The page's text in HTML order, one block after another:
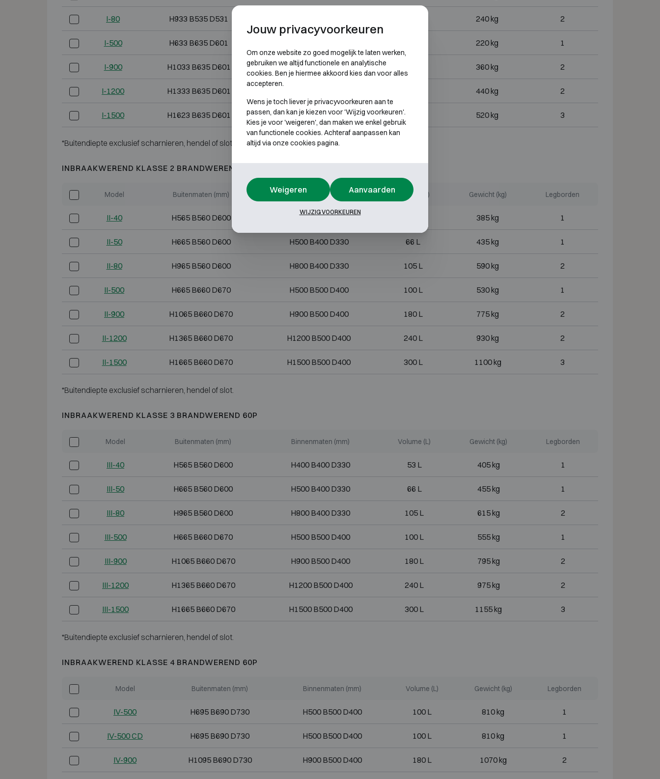
I-80 H933 B535 D531 240 kg 2
I-500 H633 B635 D601 220 kg 1
I-900 H1033 B635 D601 H900 B500 D400 360 kg 2
I-1200 H1333 B635 D601 440 kg 2
I-1500 H1623 B635 D601 H1490 B500 D400 300 L 520 kg 3
*Buitendiepte exclusief scharnieren, hendel of slot.
INBRAAKWEREND KLASSE 2 BRANDWEREND 60P
Model Buitenmaten (mm) Binnenmaten (mm) Volume (L) Gewicht (kg) Legborden
II-40 H565 B560 D600 H400 B400 D330 385 kg 1
II-50 H665 B560 D600 H500 B400 D330 66 L 435 kg 1
II-80 H965 B560 D600 H800 B400 D330 105 L 590 kg 2
II-500 H665 B660 D670 H500 B500 D400 100 L 530 kg 1
II-900 H1065 B660 D670 H900 B500 D400 180 L 775 kg 2
II-1200 H1365 B660 D670 H1200 B500 D400 240 L 930 kg 2
II-1500 H1665 B660 D670 H1500 B500 D400 300 L 1100 kg 3
*Buitendiepte exclusief scharnieren, hendel of slot.
INBRAAKWEREND KLASSE 3 BRANDWEREND 60P
Model Buitenmaten (mm) Binnenmaten (mm) Volume (L) Gewicht (kg) Legborden
III-40 H565 B560 D600 H400 B400 D330 53 L 405 kg 1
III-50 H665 B560 D600 H500 B400 D330 66 L 455 kg 1
III-80 H965 B560 D600 H800 B400 D330 105 L 615 kg 2
III-500 H665 B660 D670 H500 B500 D400 100 L 555 kg 1
III-900 H1065 B660 D670 H900 B500 D400 180 L 795 kg 2
III-1200 H1365 B660 D670 H1200 B500 D400 240 L 975 kg 2
III-1500 H1665 B660 D670 H1500 B500 D400 300 L 1155 kg 3
*Buitendiepte exclusief scharnieren, hendel of slot.
INBRAAKWEREND KLASSE 4 BRANDWEREND 60P
Model Buitenmaten (mm) Binnenmaten (mm) Volume (L) Gewicht (kg) Legborden
IV-500 H695 B690 D730 H500 B500 D400 100 L 810 kg 1
IV-500 CD H695 B690 D730 H500 B500 D400 100 L 810 kg 1
IV-900 H1095 B690 D730 H900 B500 D400 180 L 1070 kg 2
Jouw privacyvoorkeuren
Om onze website zo goed mogelijk te laten werken,
gebruiken we altijd functionele en analytische
cookies. Ben je hiermee akkoord kies dan voor alles
accepteren.
Wens je toch liever je privacyvoorkeuren aan te
passen, dan kan je kiezen voor 'Wijzig voorkeuren'.
Kies je voor 'weigeren', dan maken we enkel gebruik
van functionele cookies. Achteraf aanpassen kan
altijd via onze cookies pagina.
Weigeren Aanvaarden
WIJZIG VOORKEUREN